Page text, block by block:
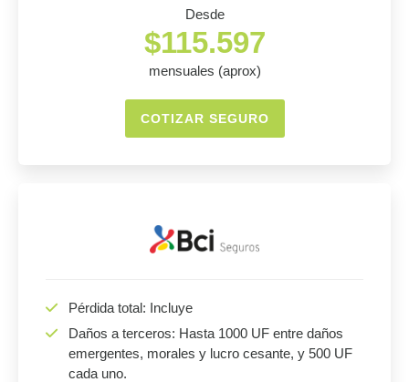
Desde
$115.597
mensuales (aprox)
COTIZAR SEGURO
Pérdida total: Incluye
Daños a terceros: Hasta 1000 UF entre daños
emergentes, morales y lucro cesante, y 500 UF
cada uno.